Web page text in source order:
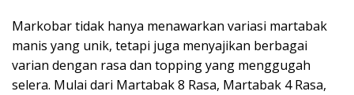
Markobar tidak hanya menawarkan variasi martabak
manis yang unik, tetapi juga menyajikan berbagai
varian dengan rasa dan topping yang menggugah
selera. Mulai dari Martabak 8 Rasa, Martabak 4 Rasa,